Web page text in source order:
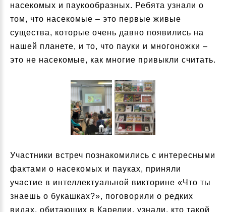
насекомых и паукообразных. Ребята узнали о
том, что насекомые – это первые живые
существа, которые очень давно появились на
нашей планете, и то, что пауки и многоножки –
это не насекомые, как многие привыкли считать.
Участники встреч познакомились с интересными
фактами о насекомых и пауках, приняли
участие в интеллектуальной викторине «Что ты
знаешь о букашках?», поговорили о редких
видах, обитающих в Карелии, узнали, кто такой